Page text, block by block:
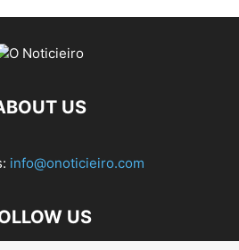
US
info@onoticieiro.com
US